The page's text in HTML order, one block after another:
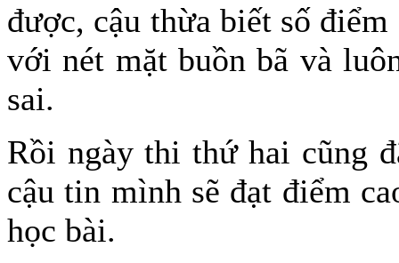
được, cậu thừa biết số
với nét mặt buồn bã và
sai.
Rồi ngày thi thứ hai cũng
cậu tin mình sẽ đạt điểm
học bài.